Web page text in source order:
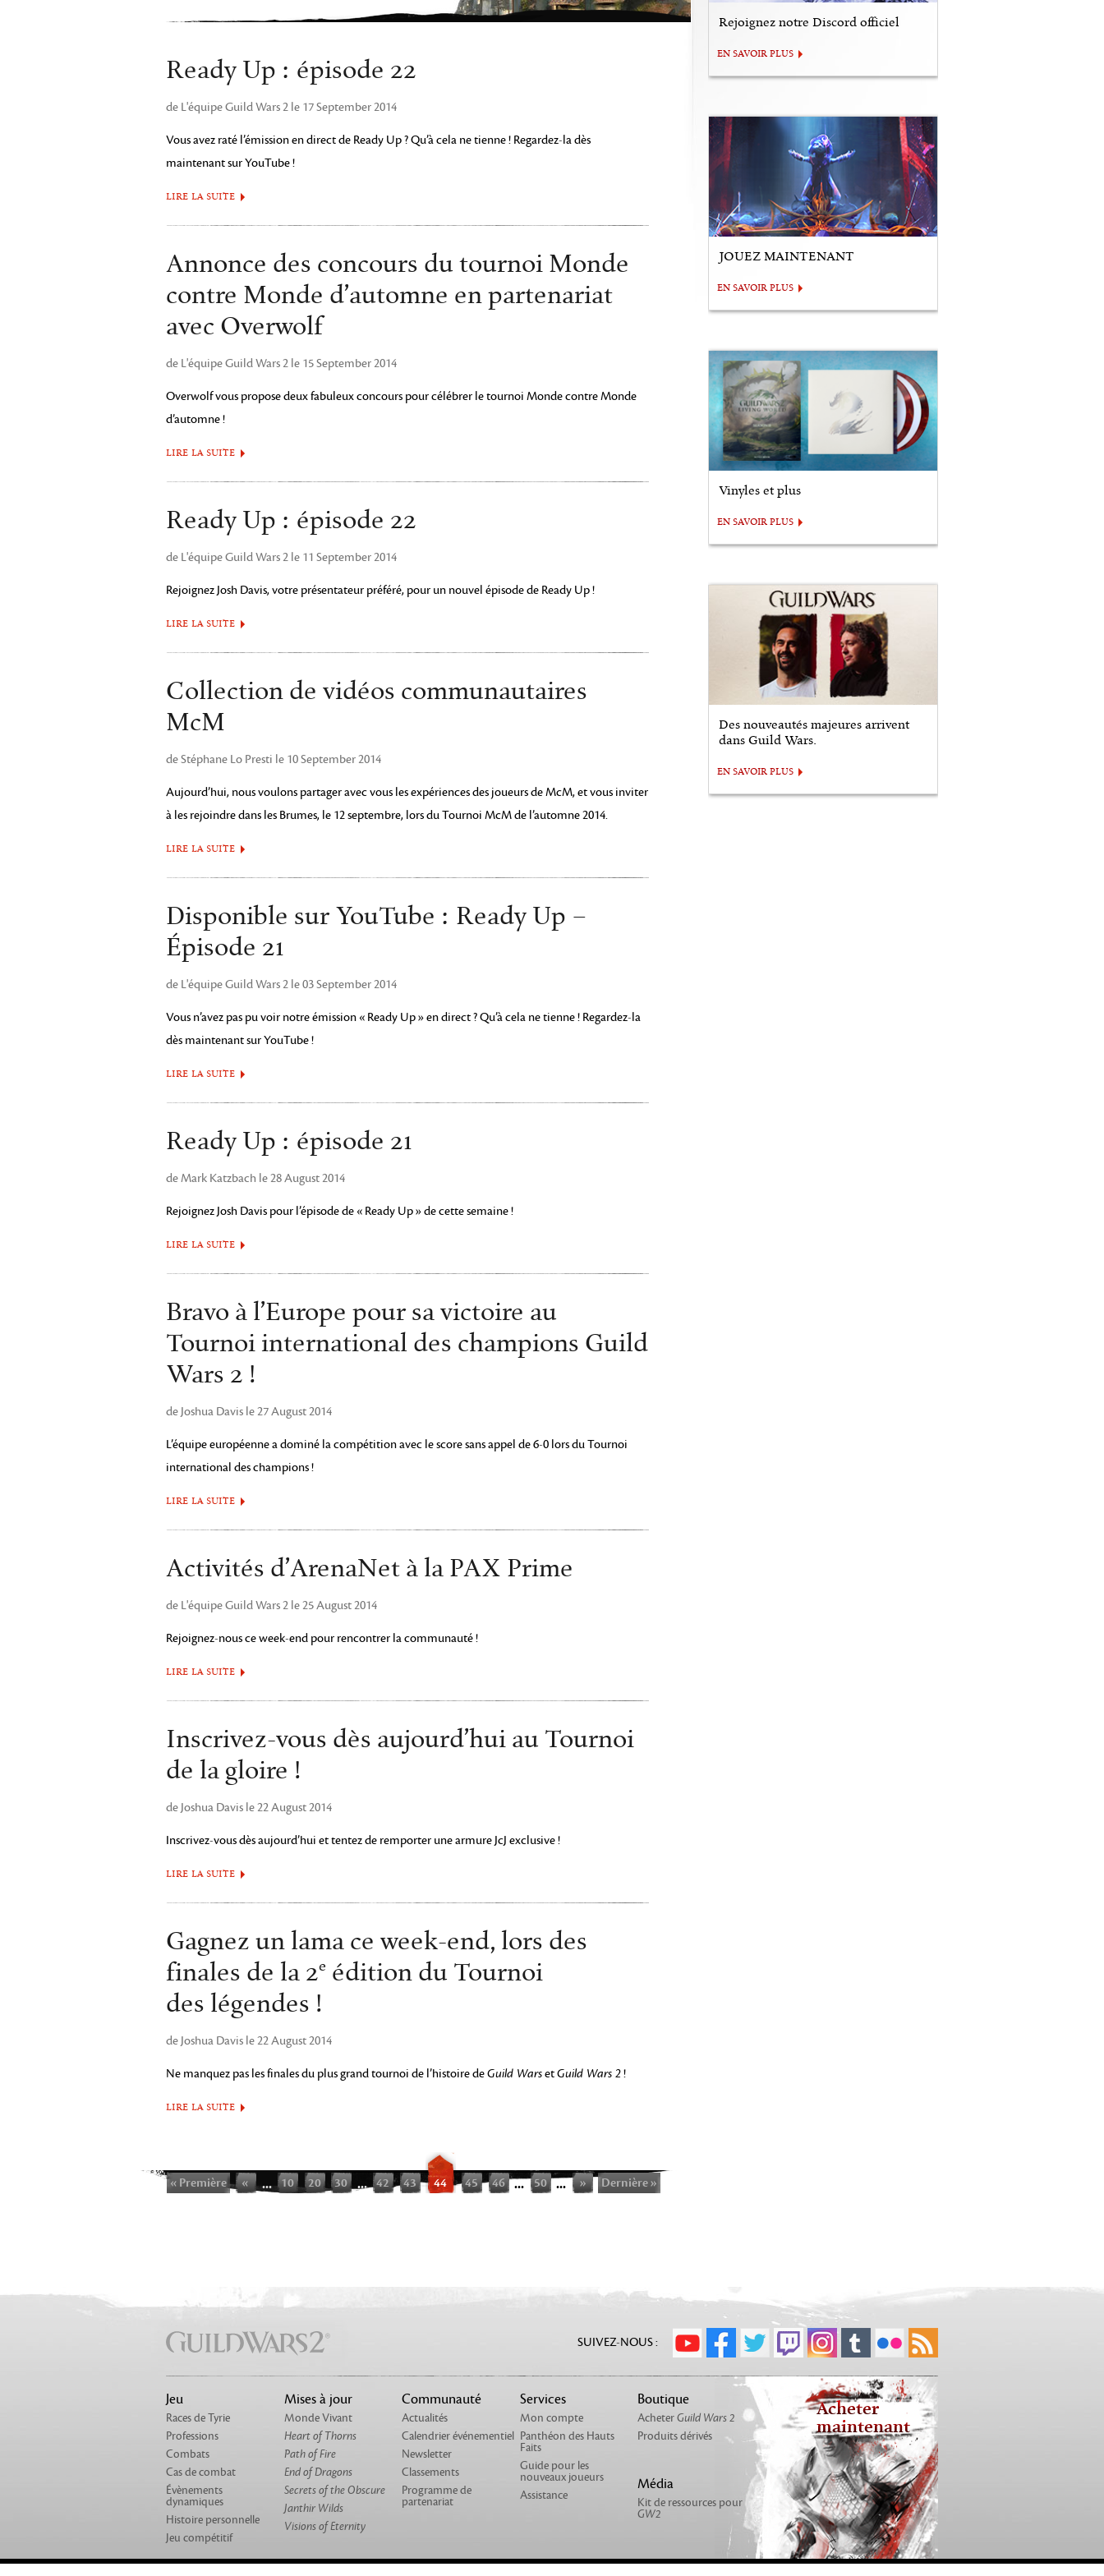
Ready Up : épisode 22
de L'équipe Guild Wars 2 le 17 September 2014
Vous avez raté l’émission en direct de Ready Up ? Qu’à cela ne tienne ! Regardez-la dès
maintenant sur YouTube !
LIRE LA SUITE
Annonce des concours du tournoi Monde
contre Monde d’automne en partenariat
avec Overwolf
de L'équipe Guild Wars 2 le 15 September 2014
Overwolf vous propose deux fabuleux concours pour célébrer le tournoi Monde contre Monde
d’automne !
LIRE LA SUITE
Ready Up : épisode 22
de L'équipe Guild Wars 2 le 11 September 2014
Rejoignez Josh Davis, votre présentateur préféré, pour un nouvel épisode de Ready Up !
LIRE LA SUITE
Collection de vidéos communautaires
McM
de Stéphane Lo Presti le 10 September 2014
Aujourd’hui, nous voulons partager avec vous les expériences des joueurs de McM, et vous inviter
à les rejoindre dans les Brumes, le 12 septembre, lors du Tournoi McM de l’automne 2014.
LIRE LA SUITE
Disponible sur YouTube : Ready Up –
Épisode 21
de L'équipe Guild Wars 2 le 03 September 2014
Vous n’avez pas pu voir notre émission « Ready Up » en direct ? Qu’à cela ne tienne ! Regardez-la
dès maintenant sur YouTube !
LIRE LA SUITE
Ready Up : épisode 21
de Mark Katzbach le 28 August 2014
Rejoignez Josh Davis pour l’épisode de « Ready Up » de cette semaine !
LIRE LA SUITE
Bravo à l’Europe pour sa victoire au
Tournoi international des champions Guild
Wars 2 !
de Joshua Davis le 27 August 2014
L’équipe européenne a dominé la compétition avec le score sans appel de 6-0 lors du Tournoi
international des champions !
LIRE LA SUITE
Activités d’ArenaNet à la PAX Prime
de L'équipe Guild Wars 2 le 25 August 2014
Rejoignez-nous ce week-end pour rencontrer la communauté !
LIRE LA SUITE
Inscrivez-vous dès aujourd’hui au Tournoi
de la gloire !
de Joshua Davis le 22 August 2014
Inscrivez-vous dès aujourd’hui et tentez de remporter une armure JcJ exclusive !
LIRE LA SUITE
Gagnez un lama ce week-end, lors des
finales de la 2e édition du Tournoi
des légendes !
de Joshua Davis le 22 August 2014
Ne manquez pas les finales du plus grand tournoi de l’histoire deGuild WarsetGuild Wars 2!
LIRE LA SUITE
« Première « ... 10 20 30 ... 42 43 44 45 46 ... 50 ... » Dernière »
Rejoignez notre Discord officiel
EN SAVOIR PLUS
JOUEZ MAINTENANT
EN SAVOIR PLUS
Vinyles et plus
EN SAVOIR PLUS
Des nouveautés majeures arrivent
dans Guild Wars.
EN SAVOIR PLUS
SUIVEZ-NOUS :
Jeu
Races de Tyrie
Professions
Combats
Cas de combat
Évènements
dynamiques
Histoire personnelle
Jeu compétitif
Mises à jour
Monde Vivant
Heart of Thorns
Path of Fire
End of Dragons
Secrets of the Obscure
Janthir Wilds
Visions of Eternity
Communauté
Actualités
Calendrier événementiel
Newsletter
Classements
Programme de
partenariat
Services
Mon compte
Panthéon des Hauts
Faits
Guide pour les
nouveaux joueurs
Assistance
Boutique
AcheterGuild Wars 2
Produits dérivés
Média
Kit de ressources pour
GW2
Acheter
maintenant